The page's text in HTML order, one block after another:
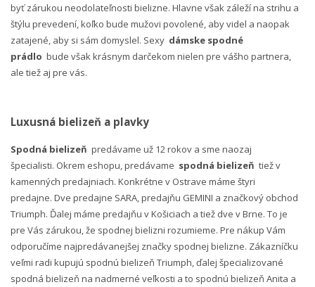
byť zárukou neodolateľnosti bielizne. Hlavne však záleží na strihu a
štýlu prevedení, koľko bude mužovi povolené, aby videl a naopak
zatajené, aby si sám domyslel. Sexy dámske spodné
prádlo bude však krásnym darčekom nielen pre vášho partnera,
ale tiež aj pre vás.
Luxusná bielizeň a plavky
Spodná bielizeň predávame už 12 rokov a sme naozaj
špecialisti. Okrem eshopu, predávame spodná bielizeň tiež v
kamenných predajniach. Konkrétne v Ostrave máme štyri
predajne. Dve predajne SARA, predajňu GEMINI a značkový obchod
Triumph. Ďalej máme predajňu v Košiciach a tiež dve v Brne. To je
pre Vás zárukou, že spodnej bielizni rozumieme. Pre nákup Vám
odporučíme najpredávanejšej značky spodnej bielizne. Zákazníčku
veľmi radi kupujú spodnú bielizeň Triumph, ďalej špecializované
spodná bielizeň na nadmerné veľkosti a to spodnú bielizeň Anita a